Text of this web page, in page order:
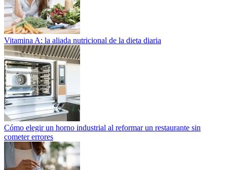
Vitamina A: la aliada nutricional de la dieta diaria
Cómo elegir un horno industrial al reformar un restaurante sin
cometer errores